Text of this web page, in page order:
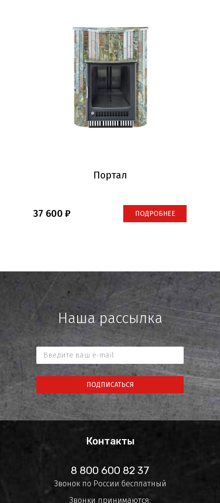
Портал
37 600 ПОДРОБНЕЕ
Наша рассылка
ПОДПИСАТЬСЯ
Контакты
8 800 600 82 37
Звонок по России бесплатный
Звонки принимаются: